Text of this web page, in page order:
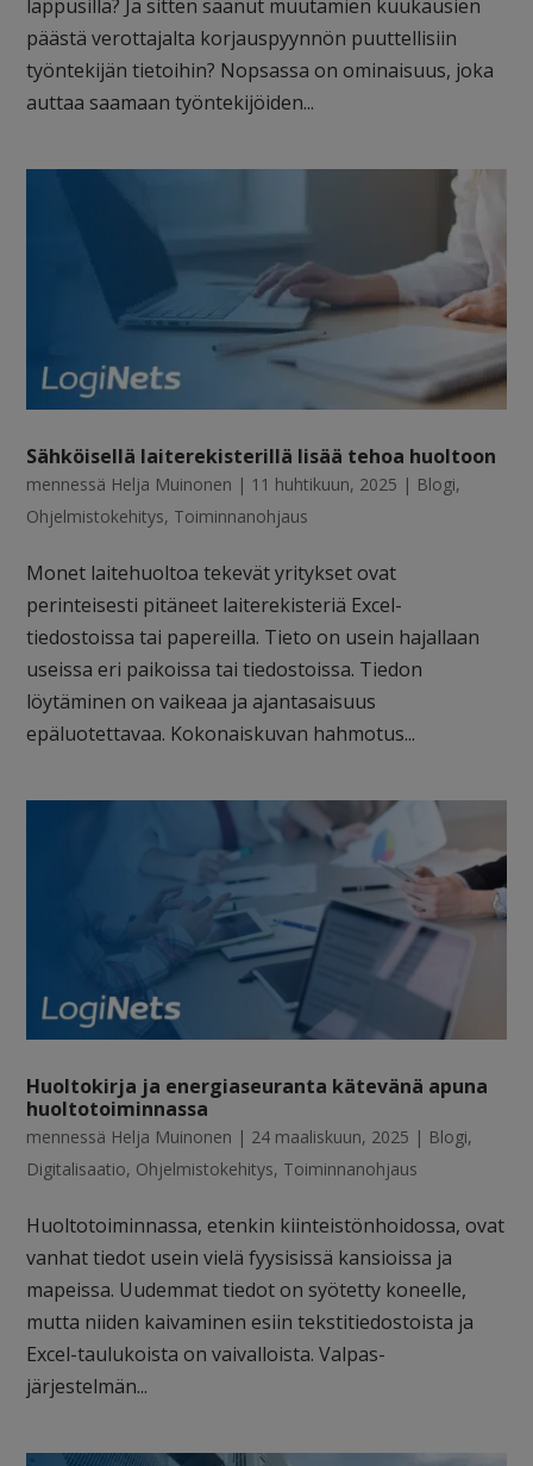
lappusilla? Ja sitten saanut muutamien kuukausien
päästä verottajalta korjauspyynnön puuttellisiin
työntekijän tietoihin? Nopsassa on ominaisuus, joka
auttaa saamaan työntekijöiden...
Sähköisellä laiterekisterillä lisää tehoa huoltoon
mennessä Helja Muinonen | 11 huhtikuun, 2025 | Blogi,
Ohjelmistokehitys, Toiminnanohjaus
Monet laitehuoltoa tekevät yritykset ovat
perinteisesti pitäneet laiterekisteriä Excel-
tiedostoissa tai papereilla. Tieto on usein hajallaan
useissa eri paikoissa tai tiedostoissa. Tiedon
löytäminen on vaikeaa ja ajantasaisuus
epäluotettavaa. Kokonaiskuvan hahmotus...
Huoltokirja ja energiaseuranta kätevänä apuna
huoltotoiminnassa
mennessä Helja Muinonen | 24 maaliskuun, 2025 | Blogi,
Digitalisaatio, Ohjelmistokehitys, Toiminnanohjaus
Huoltotoiminnassa, etenkin kiinteistönhoidossa, ovat
vanhat tiedot usein vielä fyysisissä kansioissa ja
mapeissa. Uudemmat tiedot on syötetty koneelle,
mutta niiden kaivaminen esiin tekstitiedostoista ja
Excel-taulukoista on vaivalloista. Valpas-
järjestelmän...